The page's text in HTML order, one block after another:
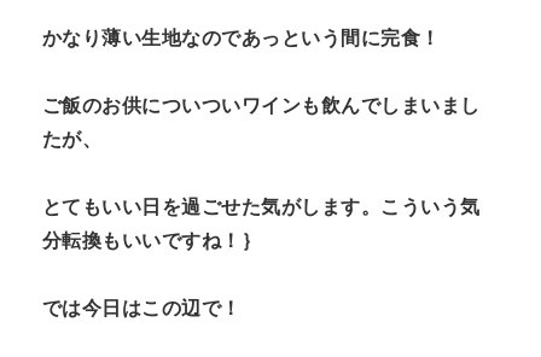
かなり薄い生地なのであっという間に完食！
ご飯のお供についついワインも飲んでしまいまし
たが、
とてもいい日を過ごせた気がします。こういう気
分転換もいいですね！｝
では今日はこの辺で！